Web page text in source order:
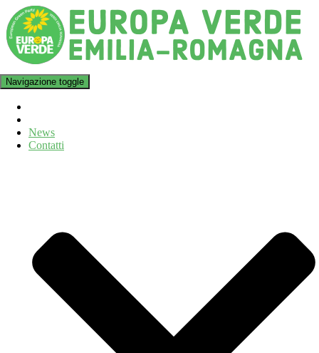
Navigazione toggle
News
Contatti